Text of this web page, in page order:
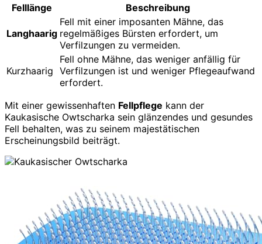
Felllänge Beschreibung
Langhaarig
Fell mit einer imposanten Mähne, das
regelmäßiges Bürsten erfordert, um
Verfilzungen zu vermeiden.
Kurzhaarig
Fell ohne Mähne, das weniger anfällig für
Verfilzungen ist und weniger Pflegeaufwand
erfordert.
Mit einer gewissenhaften Fellpflege kann der
Kaukasische Owtscharka sein glänzendes und gesundes
Fell behalten, was zu seinem majestätischen
Erscheinungsbild beiträgt.